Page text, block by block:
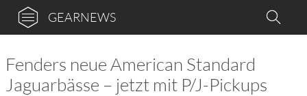
GEARNEWS
Fenders neue American Standard
Jaguarbässe – jetzt mit P/J-Pickups